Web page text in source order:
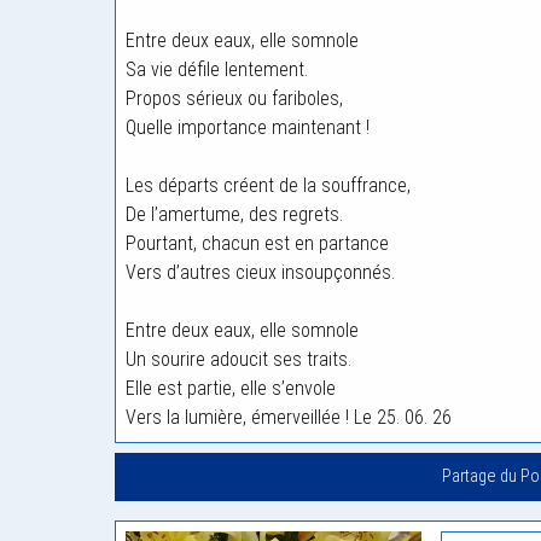
Entre deux eaux, elle somnole
Sa vie défile lentement.
Propos sérieux ou fariboles,
Quelle importance maintenant !
Les départs créent de la souffrance,
De l’amertume, des regrets.
Pourtant, chacun est en partance
Vers d’autres cieux insoupçonnés.
Entre deux eaux, elle somnole
Un sourire adoucit ses traits.
Elle est partie, elle s’envole
Vers la lumière, émerveillée ! Le 25. 06. 26
Partage du